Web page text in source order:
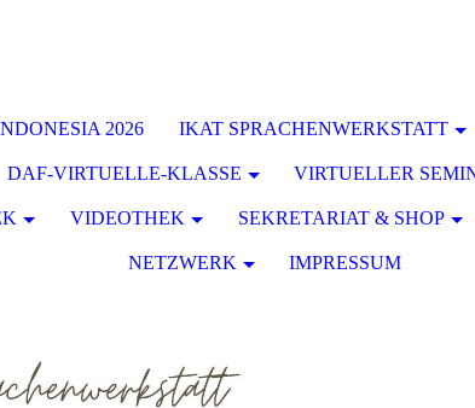
2026 IKAT SPRACHENWERKSTATT
DAF-VIRTUELLE-KLASSE VIRTUELLER
VIDEOTHEK SEKRETARIAT & SHOP
NETZWERK IMPRESSUM